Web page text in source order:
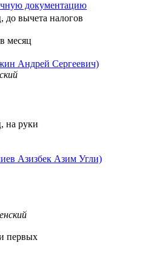
документацию
до вычета налогов
месяц
Андрей Сергеевич)
на руки
Азизбек Азим Угли)
первых